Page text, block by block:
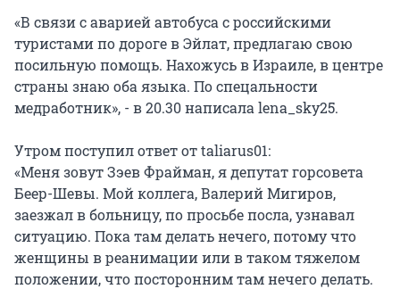
«В связи с аварией автобуса с российскими
туристами по дороге в Эйлат, предлагаю свою
посильную помощь. Нахожусь в Израиле, в центре
страны знаю оба языка. По спецальности
медработник», - в 20.30 написала lena_sky25.
Утром поступил ответ от taliarus01:
«Меня зовут Зэев Фрайман, я депутат горсовета
Беер-Шевы. Мой коллега, Валерий Мигиров,
заезжал в больницу, по просьбе посла, узнавал
ситуацию. Пока там делать нечего, потому что
женщины в реанимации или в таком тяжелом
положении, что посторонним там нечего делать.